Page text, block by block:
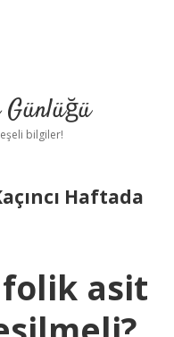
bilgiler!
Haftada
asit